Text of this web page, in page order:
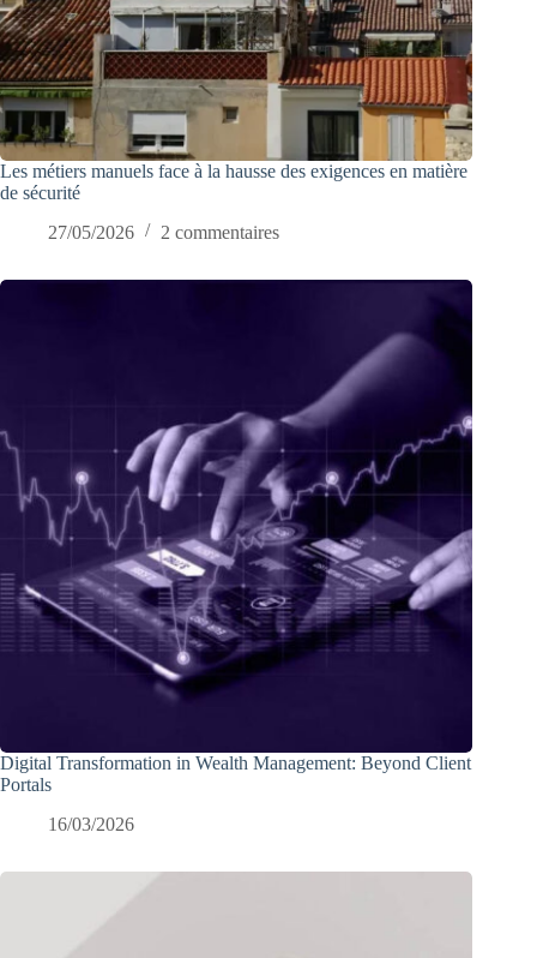
Les métiers manuels face à la hausse des exigences en matière
de sécurité
27/05/2026
2 commentaires
Digital Transformation in Wealth Management: Beyond Client
Portals
16/03/2026